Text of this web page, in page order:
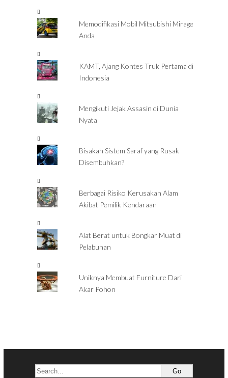
Memodifikasi Mobil Mitsubishi Mirage
Anda
KAMT, Ajang Kontes Truk Pertama di
Indonesia
Mengikuti Jejak Assasin di Dunia
Nyata
Bisakah Sistem Saraf yang Rusak
Disembuhkan?
Berbagai Risiko Kerusakan Alam
Akibat Pemilik Kendaraan
Alat Berat untuk Bongkar Muat di
Pelabuhan
Uniknya Membuat Furniture Dari
Akar Pohon